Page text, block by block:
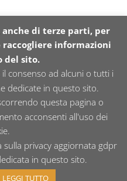
di terze parti, per
informazioni
del sito.
consenso ad alcuni o tutti i
dedicate in questo sito.
questa pagina o
acconsenti all'uso dei
privacy aggiornata gdpr
in questo sito.
LEGGI TUTTO